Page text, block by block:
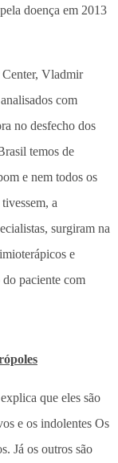
doença em 2013
Vladmir
com
no desfecho dos
temos de
e nem todos os
a
surgiram na
e
paciente com
que eles são
e os indolentes Os
Já os outros são